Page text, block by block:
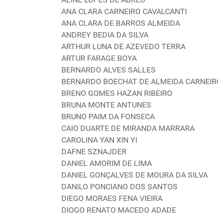
ANA CLARA CARNEIRO CAVALCANTI
ANA CLARA DE BARROS ALMEIDA
ANDREY BEDIA DA SILVA
ARTHUR LUNA DE AZEVEDO TERRA
ARTUR FARAGE BOYA
BERNARDO ALVES SALLES
BERNARDO BOECHAT DE ALMEIDA
BRENO GOMES HAZAN RIBEIRO
BRUNA MONTE ANTUNES
BRUNO PAIM DA FONSECA
CAIO DUARTE DE MIRANDA MARRARA
CAROLINA YAN XIN YI
DAFNE SZNAJDER
DANIEL AMORIM DE LIMA
DANIEL GONÇALVES DE MOURA DA SILVA
DANILO PONCIANO DOS SANTOS
DIEGO MORAES FENA VIEIRA
DIOGO RENATO MACEDO ADADE